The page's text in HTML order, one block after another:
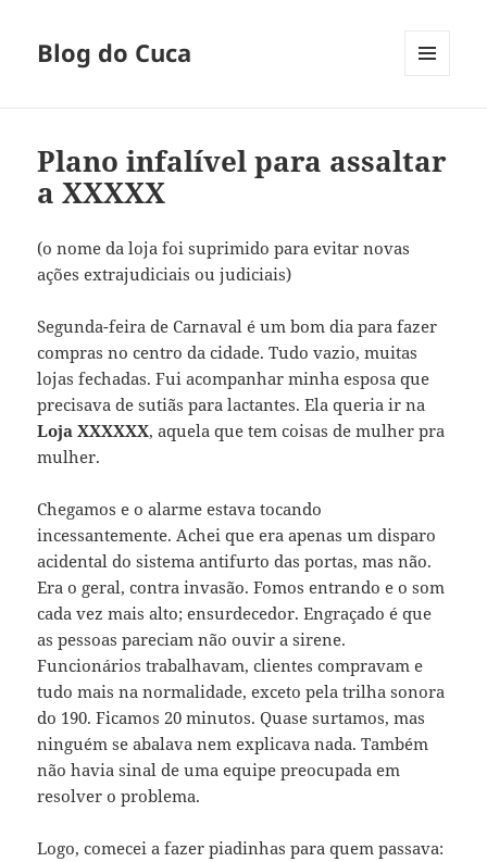
Blog do Cuca
Plano infalível para assaltar
a XXXXX
(o nome da loja foi suprimido para evitar novas
ações extrajudiciais ou judiciais)
Segunda-feira de Carnaval é um bom dia para fazer
compras no centro da cidade. Tudo vazio, muitas
lojas fechadas. Fui acompanhar minha esposa que
precisava de sutiãs para lactantes. Ela queria ir na
Loja XXXXXX, aquela que tem coisas de mulher pra
mulher.
Chegamos e o alarme estava tocando
incessantemente. Achei que era apenas um disparo
acidental do sistema antifurto das portas, mas não.
Era o geral, contra invasão. Fomos entrando e o som
cada vez mais alto; ensurdecedor. Engraçado é que
as pessoas pareciam não ouvir a sirene.
Funcionários trabalhavam, clientes compravam e
tudo mais na normalidade, exceto pela trilha sonora
do 190. Ficamos 20 minutos. Quase surtamos, mas
ninguém se abalava nem explicava nada. Também
não havia sinal de uma equipe preocupada em
resolver o problema.
Logo, comecei a fazer piadinhas para quem passava: